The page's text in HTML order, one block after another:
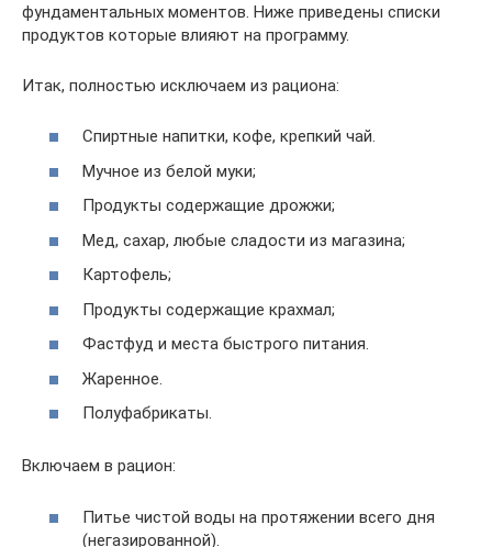
фундаментальных моментов. Ниже приведены списки
продуктов которые влияют на программу.
Итак, полностью исключаем из рациона:
Спиртные напитки, кофе, крепкий чай.
Мучное из белой муки;
Продукты содержащие дрожжи;
Мед, сахар, любые сладости из магазина;
Картофель;
Продукты содержащие крахмал;
Фастфуд и места быстрого питания.
Жаренное.
Полуфабрикаты.
Включаем в рацион:
Питье чистой воды на протяжении всего дня
(негазированной).